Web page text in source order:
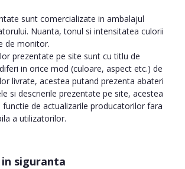
siguranta
sunt comercializate in ambalajul
Nuanta, tonul si intensitatea culorii
de monitor.
prezentate pe site sunt cu titlu de
in orice mod (culoare, aspect etc.) de
livrate, acestea putand prezenta abateri
si descrierile prezentate pe site, acestea
de actualizarile producatorilor fara
a utilizatorilor.